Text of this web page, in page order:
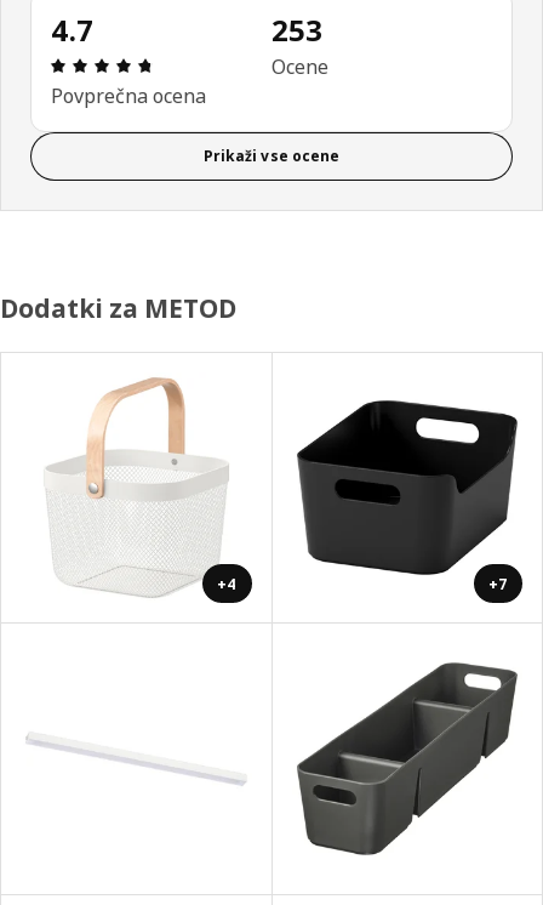
4.7
Ocena in komentar: 4.7 od skupno 5 zvezdic.
Povprečna ocena
253
Ocene
Prikaži vse ocene
Dodatki za METOD
+4 +7